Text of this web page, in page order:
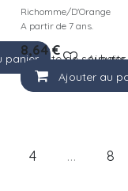
à la liste de souhaits
panier
Richomme/D'Orange
A partir de 7 ans.
8,64€
Ajouter au
4 … 8